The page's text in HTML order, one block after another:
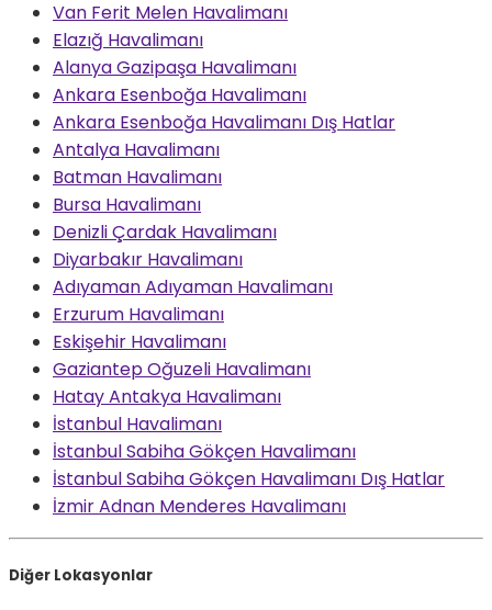
Van Ferit Melen Havalimanı
Elazığ Havalimanı
Alanya Gazipaşa Havalimanı
Ankara Esenboğa Havalimanı
Ankara Esenboğa Havalimanı Dış Hatlar
Antalya Havalimanı
Batman Havalimanı
Bursa Havalimanı
Denizli Çardak Havalimanı
Diyarbakır Havalimanı
Adıyaman Adıyaman Havalimanı
Erzurum Havalimanı
Eskişehir Havalimanı
Gaziantep Oğuzeli Havalimanı
Hatay Antakya Havalimanı
İstanbul Havalimanı
İstanbul Sabiha Gökçen Havalimanı
İstanbul Sabiha Gökçen Havalimanı Dış Hatlar
İzmir Adnan Menderes Havalimanı
Diğer Lokasyonlar